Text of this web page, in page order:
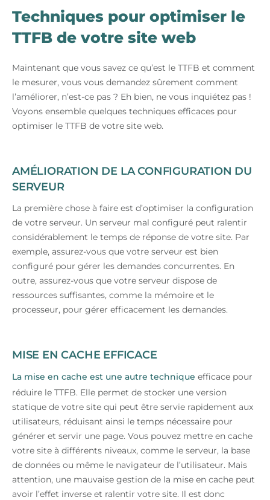
Techniques pour optimiser le
TTFB de votre site web
Maintenant que vous savez ce qu’est le TTFB et comment
le mesurer, vous vous demandez sûrement comment
l’améliorer, n’est-ce pas ? Eh bien, ne vous inquiétez pas !
Voyons ensemble quelques techniques efficaces pour
optimiser le TTFB de votre site web.
AMÉLIORATION DE LA CONFIGURATION DU
SERVEUR
La première chose à faire est d’optimiser la configuration
de votre serveur. Un serveur mal configuré peut ralentir
considérablement le temps de réponse de votre site. Par
exemple, assurez-vous que votre serveur est bien
configuré pour gérer les demandes concurrentes. En
outre, assurez-vous que votre serveur dispose de
ressources suffisantes, comme la mémoire et le
processeur, pour gérer efficacement les demandes.
MISE EN CACHE EFFICACE
La mise en cache est une autre technique efficace pour
réduire le TTFB. Elle permet de stocker une version
statique de votre site qui peut être servie rapidement aux
utilisateurs, réduisant ainsi le temps nécessaire pour
générer et servir une page. Vous pouvez mettre en cache
votre site à différents niveaux, comme le serveur, la base
de données ou même le navigateur de l’utilisateur. Mais
attention, une mauvaise gestion de la mise en cache peut
avoir l’effet inverse et ralentir votre site. Il est donc